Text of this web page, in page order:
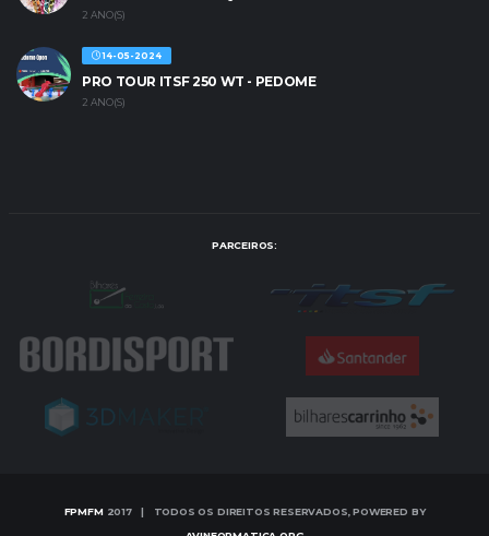
2 ANO(S)
14-05-2024
PRO TOUR ITSF 250 WT - PEDOME
2 ANO(S)
PARCEIROS:
FPMFM2017 | TODOS OS DIREITOS RESERVADOS, POWERED BY